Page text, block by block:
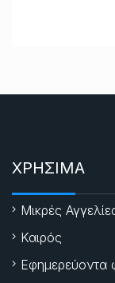
ΧΡΗΣΙΜΑ
Μικρές
Καιρός
Εφημερεύοντα